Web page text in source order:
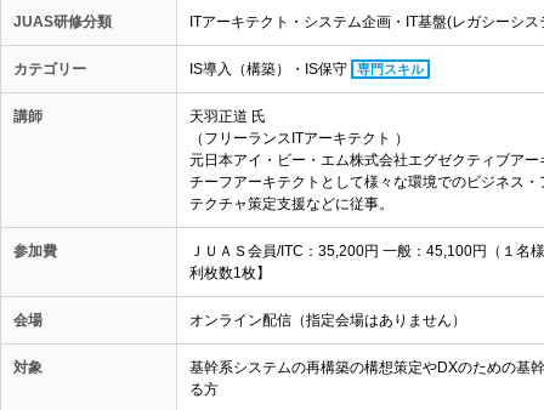
JUAS研修分類 ITアーキテクト・システム企画・IT基盤(レガシーシ
カテゴリー IS導入（構築）・IS保守 専門スキル
講師
天羽正道 氏
（フリーランスITアーキテクト ）
元日本アイ・ビー・エム株式会社エグゼクティブアー
チーフアーキテクトとして様々な環境でのビジネス
テクチャ策定支援などに従事。
参加費
ＪＵＡＳ会員/ITC：35,200円 一般：45,100円（１
利枚数1枚】
会場 オンライン配信（指定会場はありません）
対象
基幹系システムの再構築の構想策定やDXのための基
る方